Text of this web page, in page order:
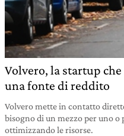
Volvero, la startup
una fonte di reddito
Volvero mette in contatto
bisogno di un mezzo per uno
ottimizzando le risorse.